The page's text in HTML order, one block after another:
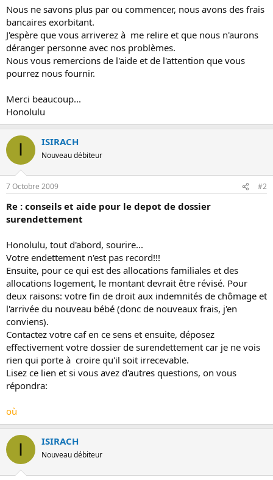
Nous ne savons plus par ou commencer, nous avons des frais
bancaires exorbitant.
J'espère que vous arriverez à me relire et que nous n'aurons
déranger personne avec nos problèmes.
Nous vous remercions de l'aide et de l'attention que vous
pourrez nous fournir.
Merci beaucoup...
Honolulu
I ISIRACH
Nouveau débiteur
7 Octobre 2009 #2
Re : conseils et aide pour le depot de dossier
surendettement
Honolulu, tout d'abord, sourire...
Votre endettement n'est pas record!!!
Ensuite, pour ce qui est des allocations familiales et des
allocations logement, le montant devrait être révisé. Pour
deux raisons: votre fin de droit aux indemnités de chômage et
l'arrivée du nouveau bébé (donc de nouveaux frais, j'en
conviens).
Contactez votre caf en ce sens et ensuite, déposez
effectivement votre dossier de surendettement car je ne vois
rien qui porte à croire qu'il soit irrecevable.
Lisez ce lien et si vous avez d'autres questions, on vous
répondra:
où
I ISIRACH
Nouveau débiteur